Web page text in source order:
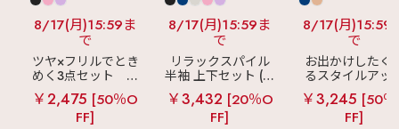
ーデ #秋ランジェリー
#秋コーデ #見せイン
ナー #抜け感おしゃれ
#秋ファッション ＃
8/17(月)15:59ま
で
ツヤ×フリルでとき
めく3点セット
シ
ルキー ショートパ
ンツ 3点セット
￥2,475 [50％O
FF]
8/17(月)15:59ま
で
リラックスパイル
半袖 上下セット (男
女兼用サイズ)
￥3,432 [20％O
FF]
8/17(月)15:59
で
お出かけしたく
るスタイルアッ
見え
ストライ
フリル ロングパ
ツ 綿混 上下セ
￥3,245 [50
FF]